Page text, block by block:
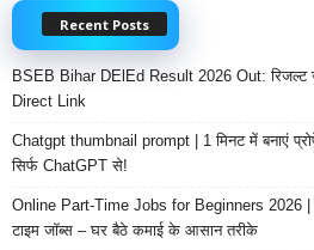
Recent Posts
BSEB Bihar DElEd Result 2026 Out: रिजल्ट
Direct Link
Chatgpt thumbnail prompt | 1 मिनट में बनाएं
सिर्फ ChatGPT से!
Online Part-Time Jobs for Beginners 2026 |
टाइम जॉब्स – घर बैठे कमाई के आसान तरीके